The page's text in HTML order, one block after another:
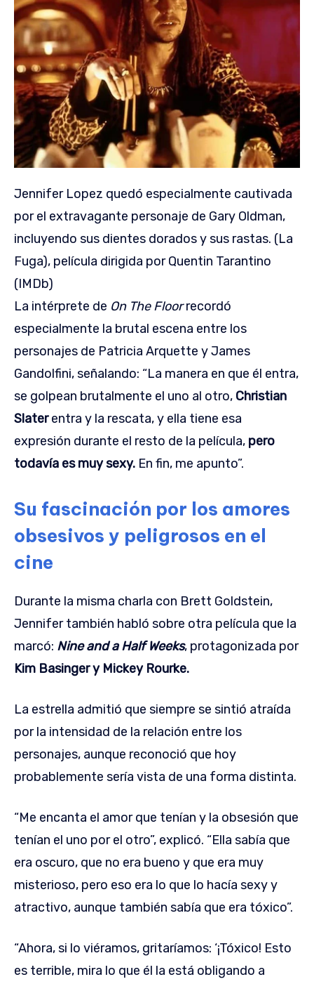
Jennifer Lopez quedó especialmente cautivada
por el extravagante personaje de Gary Oldman,
incluyendo sus dientes dorados y sus rastas. (La
Fuga), película dirigida por Quentin Tarantino
(IMDb)
La intérprete de On The Floorrecordó
especialmente la brutal escena entre los
personajes de Patricia Arquette y James
Gandolfini, señalando: “La manera en que él entra,
se golpean brutalmente el uno al otro, Christian
Slaterentra y la rescata, y ella tiene esa
expresión durante el resto de la película, pero
todavía es muy sexy. En fin, me apunto”.
Su fascinación por los amores
obsesivos y peligrosos en el
cine
Durante la misma charla con Brett Goldstein,
Jennifer también habló sobre otra película que la
marcó: Nine and a Half Weeks, protagonizada por
Kim Basinger y Mickey Rourke.
La estrella admitió que siempre se sintió atraída
por la intensidad de la relación entre los
personajes, aunque reconoció que hoy
probablemente sería vista de una forma distinta.
“Me encanta el amor que tenían y la obsesión que
tenían el uno por el otro”, explicó. “Ella sabía que
era oscuro, que no era bueno y que era muy
misterioso, pero eso era lo que lo hacía sexy y
atractivo, aunque también sabía que era tóxico”.
“Ahora, si lo viéramos, gritaríamos: ‘¡Tóxico! Esto
es terrible, mira lo que él la está obligando a